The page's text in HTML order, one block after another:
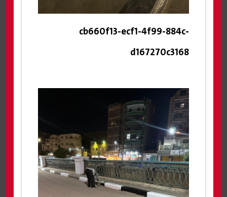
cb660f13-ecf1-4f99-884c-
d167270c3168